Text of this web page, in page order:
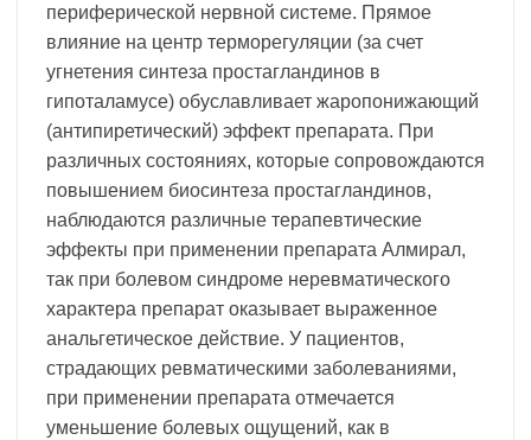
периферической нервной системе. Прямое
влияние на центр терморегуляции (за счет
угнетения синтеза простагландинов в
гипоталамусе) обуславливает жаропонижающий
(антипиретический) эффект препарата. При
различных состояниях, которые сопровождаются
повышением биосинтеза простагландинов,
наблюдаются различные терапевтические
эффекты при применении препарата Алмирал,
так при болевом синдроме неревматического
характера препарат оказывает выраженное
анальгетическое действие. У пациентов,
страдающих ревматическими заболеваниями,
при применении препарата отмечается
уменьшение болевых ощущений, как в